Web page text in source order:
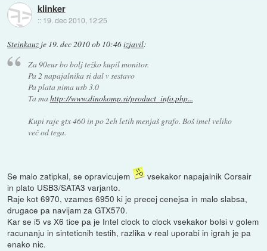
klinker
:: 19. dec 2010, 12:25
Steinkauz je 19. dec 2010 ob 10:46izjavil:
Za 90eur bo bolj težko kupil monitor.
Pa 2 napajalnika si dal v sestavo
Pa plata nima usb 3.0
Ta mahttp://www.dinokomp.si/product_info.php...
Kupi raje gtx 460 in po 2eh letih menjaš grafo. Boš imel veliko
več od tega.
Se malo zatipkal, se opravicujem
vsekakor napajalnik Corsair
in plato USB3/SATA3 varjanto.
Raje kot 6970, vzames 6950 ki je precej cenejsa in malo slabsa,
drugace pa navijam za GTX570.
Kar se i5 vs X6 tice pa je Intel clock to clock vsekakor bolsi v golem
racunanju in sinteticnih testih, razlika v real uporabi in igrah je pa
enako nic.